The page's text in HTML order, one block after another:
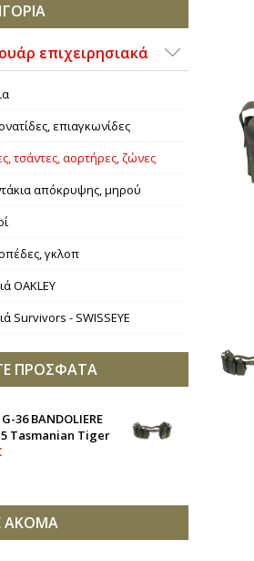
επιχειρησιακά
επιαγκωνίδες
τσάντες, αορτήρες, ζώνες
απόκρυψης, μηρού
γκλοπ
OAKLEY
Survivors - SWISSEYE
ΠΡΟΣΦΑΤΑ
36 BANDOLIERE
Tasmanian Tiger
ΑΚΟΜΑ